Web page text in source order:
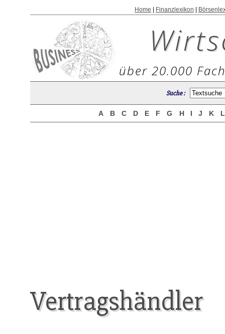
Home Finanzlexikon
über 20.000
Suche :
A B C D E F G H I J K
Vertragshändler